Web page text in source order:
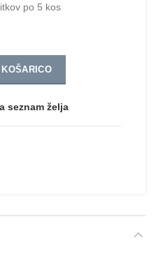
po 5 kos
seznam želja